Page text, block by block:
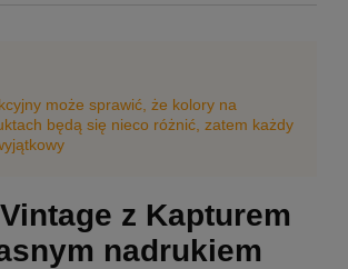
może sprawić, że kolory na
będą się nieco różnić, zatem każdy
z Kapturem
nadrukiem